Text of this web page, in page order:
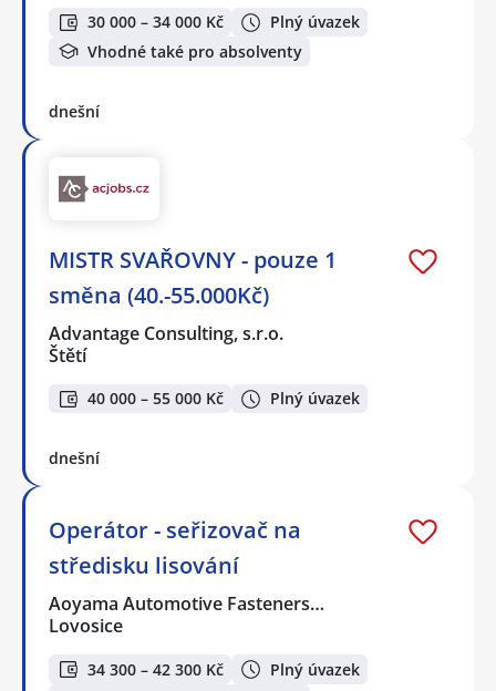
30 000 – 34 000 Kč
Plný úvazek
Vhodné také pro absolventy
dnešní
MISTR SVAŘOVNY - pouze 1
směna (40.-55.000Kč)
Advantage Consulting, s.r.o.
Štětí
40 000 – 55 000 Kč Plný úvazek
dnešní
Operátor - seřizovač na
středisku lisování
Aoyama Automotive Fasteners…
Lovosice
34 300 – 42 300 Kč
Plný úvazek